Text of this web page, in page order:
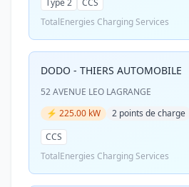
Type 2
CCS
TotalEnergies Charging Services
DODO - THIERS AUTOMOBILE
52 AVENUE LEO LAGRANGE
⚡ 225.00 kW
2 points de charge
CCS
TotalEnergies Charging Services